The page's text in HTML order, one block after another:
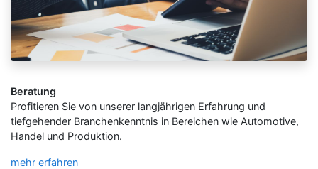
Beratung
Profitieren Sie von unserer langjährigen Erfahrung und
tiefgehender Branchenkenntnis in Bereichen wie Automotive,
Handel und Produktion.
mehr erfahren